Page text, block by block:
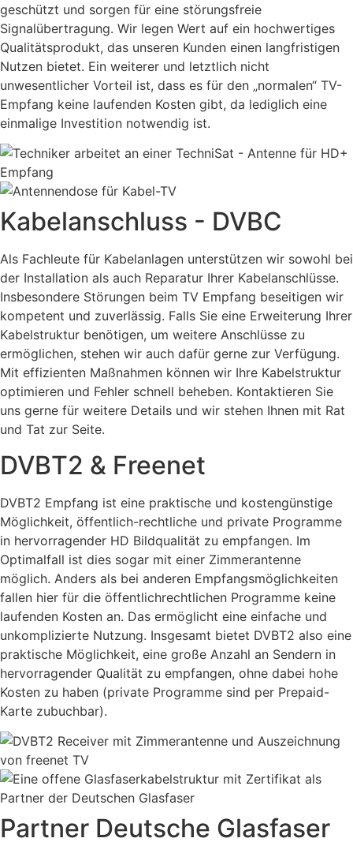
geschützt und sorgen für eine störungsfreie
Signalübertragung. Wir legen Wert auf ein hochwertiges
Qualitätsprodukt, das unseren Kunden einen langfristigen
Nutzen bietet. Ein weiterer und letztlich nicht
unwesentlicher Vorteil ist, dass es für den „normalen“ TV-
Empfang keine laufenden Kosten gibt, da lediglich eine
einmalige Investition notwendig ist.
Kabelanschluss - DVBC
Als Fachleute für Kabelanlagen unterstützen wir sowohl bei
der Installation als auch Reparatur Ihrer Kabelanschlüsse.
Insbesondere Störungen beim TV Empfang beseitigen wir
kompetent und zuverlässig. Falls Sie eine Erweiterung Ihrer
Kabelstruktur benötigen, um weitere Anschlüsse zu
ermöglichen, stehen wir auch dafür gerne zur Verfügung.
Mit effizienten Maßnahmen können wir Ihre Kabelstruktur
optimieren und Fehler schnell beheben. Kontaktieren Sie
uns gerne für weitere Details und wir stehen Ihnen mit Rat
und Tat zur Seite.
DVBT2 & Freenet
DVBT2 Empfang ist eine praktische und kostengünstige
Möglichkeit, öffentlich-rechtliche und private Programme
in hervorragender HD Bildqualität zu empfangen. Im
Optimalfall ist dies sogar mit einer Zimmerantenne
möglich. Anders als bei anderen Empfangsmöglichkeiten
fallen hier für die öffentlichrechtlichen Programme keine
laufenden Kosten an. Das ermöglicht eine einfache und
unkomplizierte Nutzung. Insgesamt bietet DVBT2 also eine
praktische Möglichkeit, eine große Anzahl an Sendern in
hervorragender Qualität zu empfangen, ohne dabei hohe
Kosten zu haben (private Programme sind per Prepaid-
Karte zubuchbar).
Partner Deutsche Glasfaser